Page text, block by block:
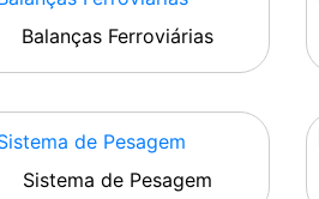
Balanças Ferroviárias
Sistema de Pesagem